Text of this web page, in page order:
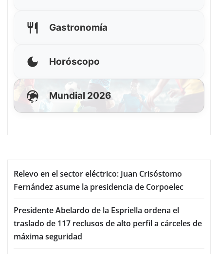
Gastronomía
Horóscopo
Mundial 2026
Relevo en el sector eléctrico: Juan Crisóstomo
Fernández asume la presidencia de Corpoelec
Presidente Abelardo de la Espriella ordena el
traslado de 117 reclusos de alto perfil a cárceles de
máxima seguridad